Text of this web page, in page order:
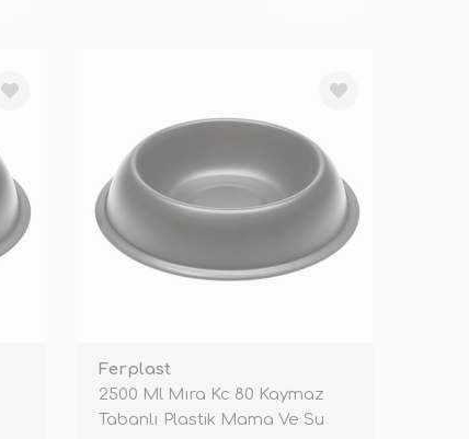
Ferplast
2500 Ml Mıra Kc 80 Kaymaz
Tabanlı Plastik Mama Ve Su